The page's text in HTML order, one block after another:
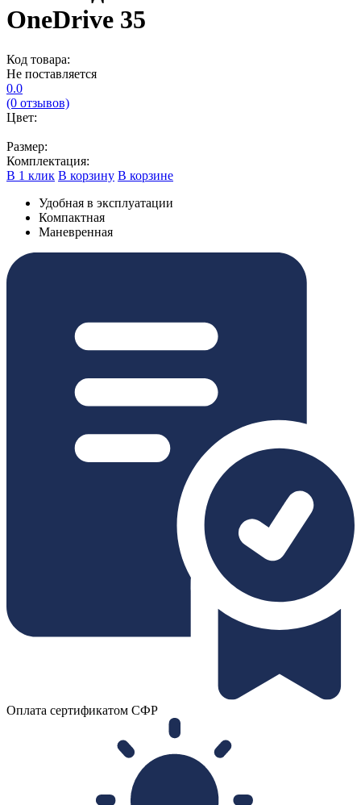
OneDrive 35
Код товара:
Не поставляется
0.0
(0 отзывов)
Цвет:
Размер:
Комплектация:
В 1 клик В корзину В корзине
Удобная в эксплуатации
Компактная
Маневренная
Оплата сертификатом СФР